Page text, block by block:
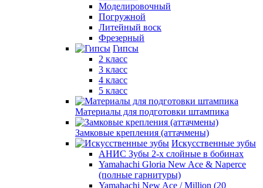
Моделировочный
Погружной
Литейный воск
Фрезерный
Гипсы
2 класс
3 класс
4 класс
5 класс
Материалы для подготовки штампика
Замковые крепления (аттачмены)
Искусственные зубы
АНИС Зубы 2-х слойные в бобинах
Yamahachi Gloria New Ace & Naperce
(полные гарнитуры)
Yamahachi New Ace / Million (20